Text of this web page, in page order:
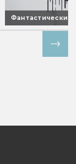
Фантастические